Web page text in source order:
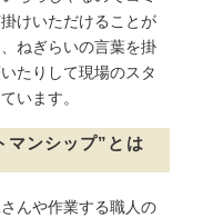
けいただけることが
ねぎらいの言葉を掛
たりして現場のスタ
います。
マンシップ”とは
んや作業する職人の